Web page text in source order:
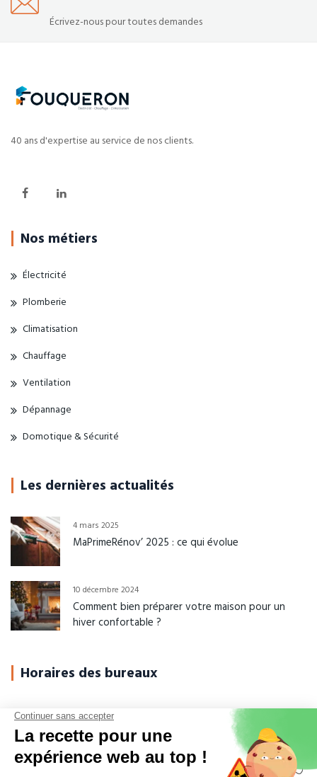
Écrivez-nous pour toutes demandes
40 ans d'expertise au service de nos clients.
Nos métiers
Électricité
Plomberie
Climatisation
Chauffage
Ventilation
Dépannage
Domotique & Sécurité
Les dernières actualités
4 mars 2025
MaPrimeRénov’ 2025 : ce qui évolue
10 décembre 2024
Comment bien préparer votre maison pour un
hiver confortable ?
Horaires des bureaux
Du Lundi au Jeudi 08h-12h00 / 14h-17h30
Vendredi 08h-12h00 / 14h-16h30